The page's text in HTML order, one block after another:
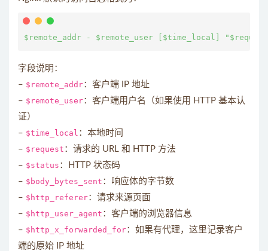
字段说明：
– $remote_addr：客户端 IP 地址
– $remote_user：客户端用户名（如果使用 HTTP 基本认
证）
– $time_local ：本地时间
– $request ：请求的 URL 和 HTTP 方法
– $status ：HTTP 状态码
– $body_bytes_sent ：响应体的字节数
– $http_referer：请求来源页面
– $http_user_agent ：客户端的浏览器信息
– $http_x_forwarded_for：如果有代理，这里记录客户
端的原始 IP 地址